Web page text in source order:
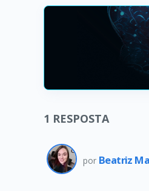
1 RESPOSTA
por Beatriz